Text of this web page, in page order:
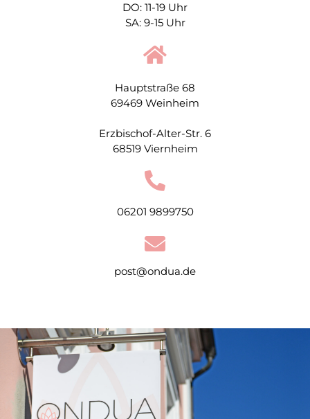
DO: 11-19 Uhr
SA: 9-15 Uhr
Hauptstraße 68
69469 Weinheim
Erzbischof-Alter-Str. 6
68519 Viernheim
06201 9899750
post@ondua.de